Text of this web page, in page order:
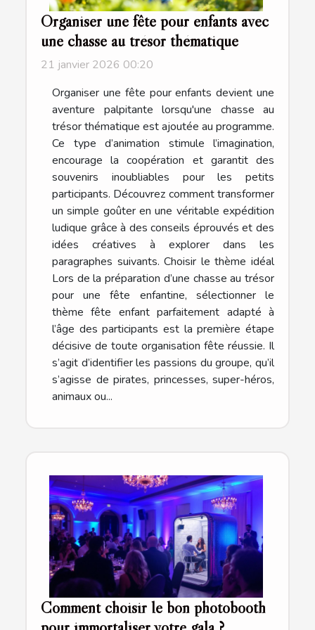
Organiser une fête pour enfants avec
une chasse au trésor thématique
21 janvier 2026 00:20
Organiser une fête pour enfants devient une
aventure palpitante lorsqu'une chasse au
trésor thématique est ajoutée au programme.
Ce type d’animation stimule l’imagination,
encourage la coopération et garantit des
souvenirs inoubliables pour les petits
participants. Découvrez comment transformer
un simple goûter en une véritable expédition
ludique grâce à des conseils éprouvés et des
idées créatives à explorer dans les
paragraphes suivants. Choisir le thème idéal
Lors de la préparation d’une chasse au trésor
pour une fête enfantine, sélectionner le
thème fête enfant parfaitement adapté à
l’âge des participants est la première étape
décisive de toute organisation fête réussie. Il
s’agit d’identifier les passions du groupe, qu’il
s’agisse de pirates, princesses, super-héros,
animaux ou...
Comment choisir le bon photobooth